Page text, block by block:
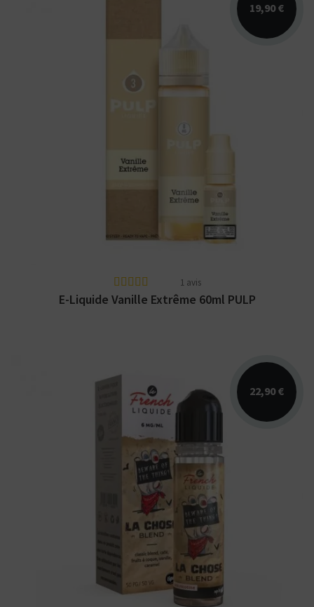
19,90 €
Arômes : vanille, caramel, lait. E-liquide
PULP Liquides. Disponible en 60 ml avec
1 avis
E-Liquide Vanille Extrême 60ml PULP
22,90 €
Arômes : vanille, caramel, blond, café, fruits
à coque. E-liquide Le French Liquide.